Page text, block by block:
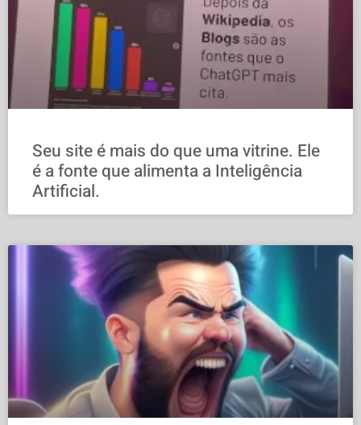
Seu site é mais do que uma vitrine. Ele
é a fonte que alimenta a Inteligência
Artificial.